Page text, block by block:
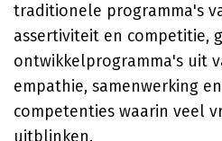
traditionele programma's
assertiviteit en competitie,
ontwikkelprogramma's uit
empathie, samenwerking
competenties waarin veel
uitblinken.